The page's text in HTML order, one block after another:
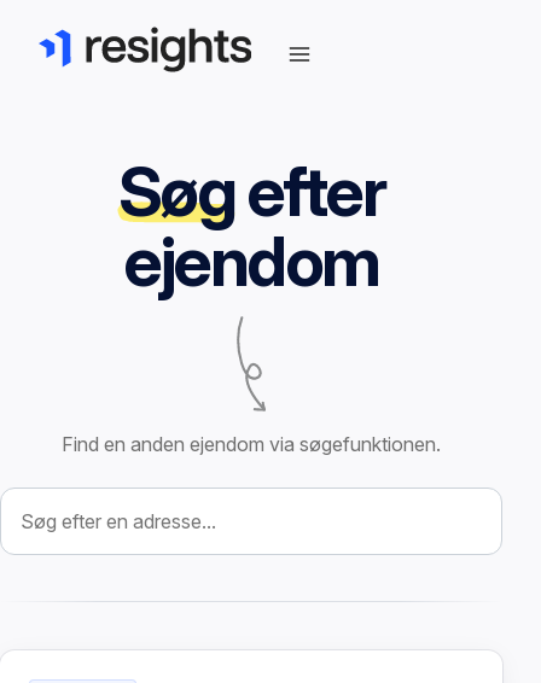
Søgefter
ejendom
Find en anden ejendom via søgefunktionen.
Søg efter ejendom